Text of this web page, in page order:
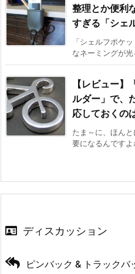
整理とか便利
すぎる「シェ
「シェルフポケ
なネーミングが
【レビュー
ルダー」で、
応しておくの
たま～に、ほん
要になるんです
ディスカッション
ピンバック & トラックバ